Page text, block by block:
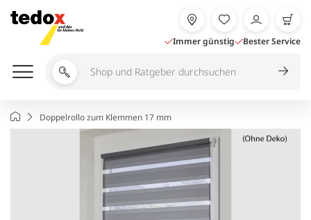
Inhalt
springen
Immer günstig Bester Service
Shop
durchsuchen
StartseiteDoppelrollo zum Klemmen 17 mm